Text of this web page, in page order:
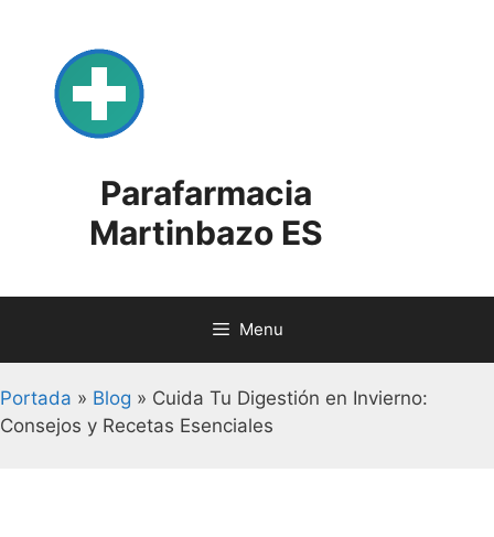
content
Parafarmacia
Martinbazo ES
Menu
Portada » Blog » Cuida Tu Digestión en Invierno:
Consejos y Recetas Esenciales